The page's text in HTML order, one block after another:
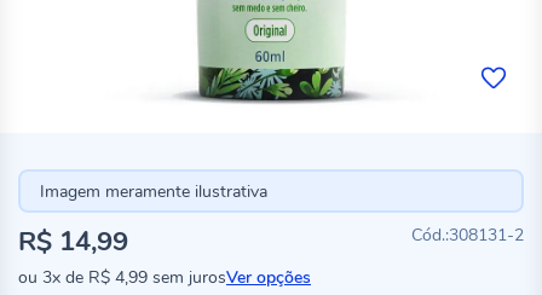
Imagem meramente ilustrativa
308131-2
R$ 14,99
ou 3x de R$ 4,99 sem jurosVer opções